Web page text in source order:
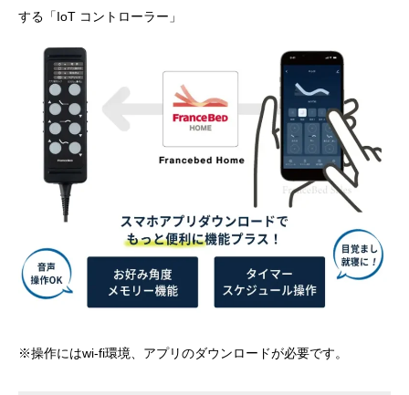
する「IoT コントローラー」
※操作にはwi-fi環境、アプリのダウンロードが必要です。